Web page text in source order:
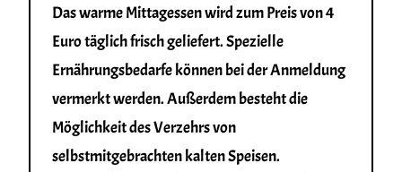
Das warme Mittagessen wird zum Preis von 4
Euro täglich frisch geliefert. Spezielle
Ernährungsbedarfe können bei der Anmeldung
vermerkt werden. Außerdem besteht die
Möglichkeit des Verzehrs von
selbstmitgebrachten kalten Speisen.